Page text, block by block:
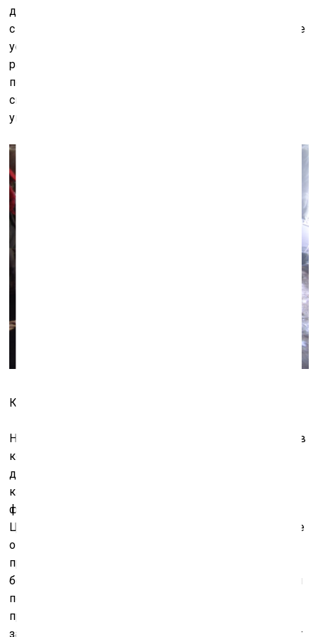
додумывать: найдёт ли он в себе силы встать, слиться
с этой толпой или сесть в вагон и уехать. А если всё же
уедет, то что он увидит из окна? Проносящиеся с
разной скоростью просторы, пересечённые редкими
покосившимися заборами. Бескрайние поля «под
снегом и дождём», в которых сгинет и пропадёт кто
угодно: и армия, и просто человек, и сотня, и единица.
Кадр из видео
Неверно было бы рассматривать фильмы Васильева в
контексте цветовых игровых зарисовок на тему,
допустим, из «жизни вымирающей деревни». За
каждым конкретным лицом, отталкивающей
фактурой, стоит довольно общая и понятная история.
Цикл работ, объединённых в проекте «Russian Red», не
о том, как умирают пьяными в сугробах или
пропускают все поезда, а о том, как одинок,
беспомощен и растерян бывает человек, оказавшийся
перед бескрайними «ледяными полями». В этом
пространстве нет ничего: ни вчера, ни сегодня, ни
завтра; здесь слова перестают существовать и теряют